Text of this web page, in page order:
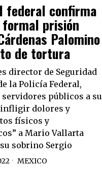
federal confirma
prisión
Palomino
de tortura
director de Seguridad
la Policía Federal,
públicos a su
dolores y
físicos y
a Mario Vallarta
sobrino Sergio
MEXICO